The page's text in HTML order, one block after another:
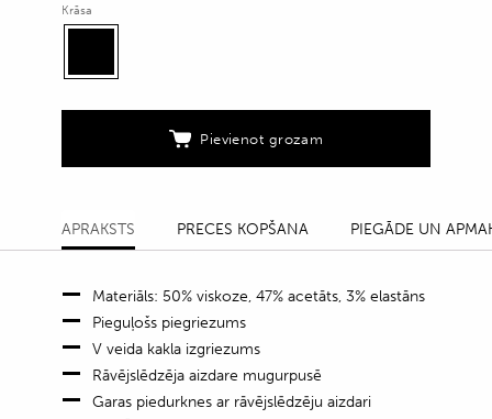
mirdzošu
Krāsa
Pievienot grozam
APRAKSTS PRECES KOPŠANA PIEGĀDE UN
Materiāls: 50% viskoze, 47% acetāts, 3% elastāns
Pieguļošs piegriezums
V veida kakla izgriezums
Rāvējslēdzēja aizdare mugurpusē
Garas piedurknes ar rāvējslēdzēju aizdari